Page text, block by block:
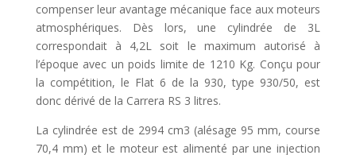
compenser leur avantage mécanique face aux moteurs
atmosphériques. Dès lors, une cylindrée de 3L
correspondait à 4,2L soit le maximum autorisé à
l’époque avec un poids limite de 1210 Kg. Conçu pour
la compétition, le Flat 6 de la 930, type 930/50, est
donc dérivé de la Carrera RS 3 litres.
La cylindrée est de 2994 cm3 (alésage 95 mm, course
70,4 mm) et le moteur est alimenté par une injection